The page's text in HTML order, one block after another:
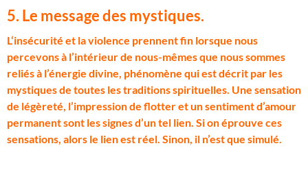
5. Le message des mystiques.
L‘insécurité et la violence prennent fin lorsque nous
percevons à l’intérieur de nous-mêmes que nous sommes
reliés à l’énergie divine, phénomène qui est décrit par les
mystiques de toutes les traditions spirituelles. Une sensation
de légèreté, l’impression de flotter et un sentiment d’amour
permanent sont les signes d’un tel lien. Si on éprouve ces
sensations, alors le lien est réel. Sinon, il n’est que simulé.